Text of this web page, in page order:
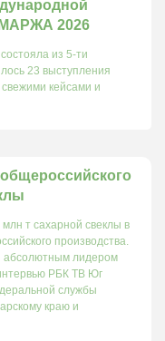
2026
из 5-ти
23 выступления
кейсами и
т сахарной свеклы в
производства.
абсолютным лидером
РБК ТВ Юг
службы
краю и